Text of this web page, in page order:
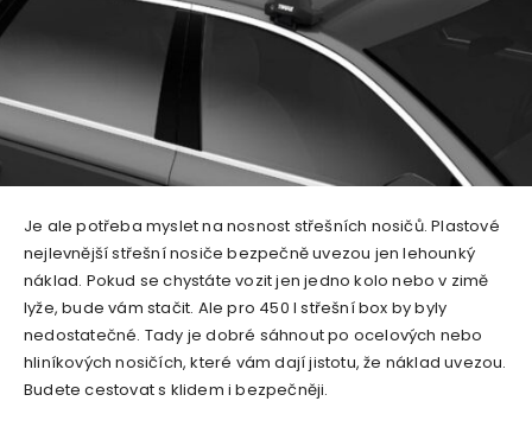
Je ale potřeba myslet na nosnost střešních nosičů. Plastové
nejlevnější střešní nosiče bezpečně uvezou jen lehounký
náklad. Pokud se chystáte vozit jen jedno kolo nebo v zimě
lyže, bude vám stačit. Ale pro 450 l střešní box by byly
nedostatečné. Tady je dobré sáhnout po ocelových nebo
hliníkových nosičích, které vám dají jistotu, že náklad uvezou.
Budete cestovat s klidem i bezpečněji.